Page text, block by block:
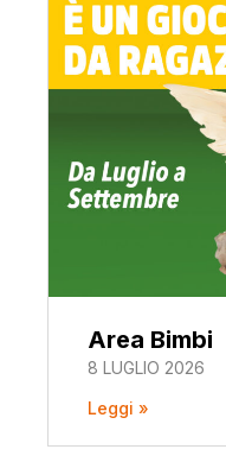
Area Bimbi
8 LUGLIO 2026
Leggi »